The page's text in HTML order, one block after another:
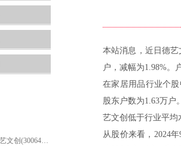
股东户数最新变动：德艺文创(300640)股东户数1.02万户，较上期减少1.98%
本站消息，近日德艺
户，减幅为1.98%。
在家居用品行业个
股东户数为1.63万户
艺文创低于行业平均
从股价来看，2024